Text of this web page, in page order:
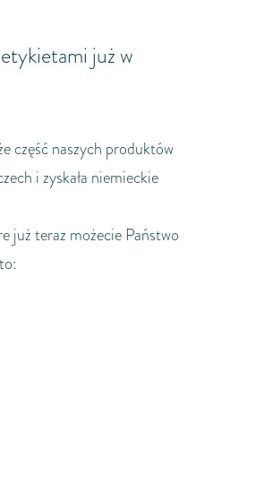
już w
część naszych produktów
i zyskała niemieckie
już teraz możecie Państwo